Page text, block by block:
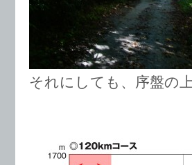
それにしても、序盤の